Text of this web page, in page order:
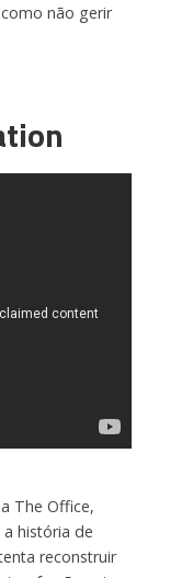
não gerir
The Office,
história de
reconstruir